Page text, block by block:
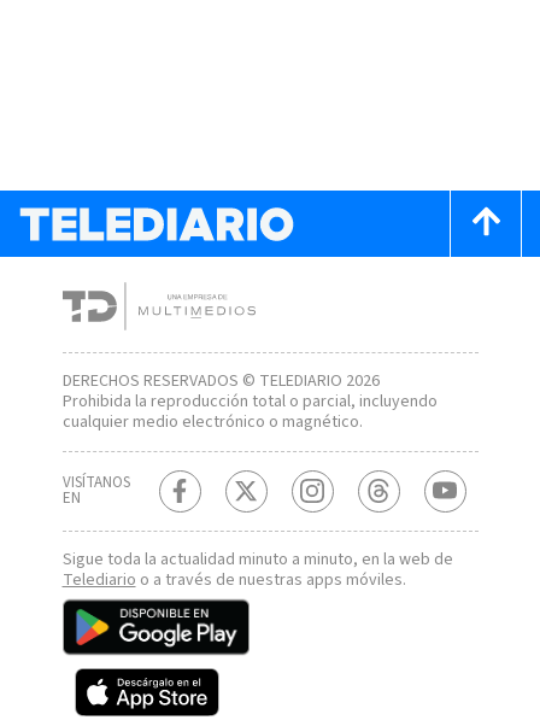
DERECHOS RESERVADOS © TELEDIARIO 2026
Prohibida la reproducción total o parcial, incluyendo
cualquier medio electrónico o magnético.
VISÍTANOS
EN
Sigue toda la actualidad minuto a minuto, en la web de
Telediario o a través de nuestras apps móviles.